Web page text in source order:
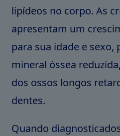
lipídeos no corpo. As
apresentam um
para sua idade e
mineral óssea
dos ossos longos
dentes.
Quando